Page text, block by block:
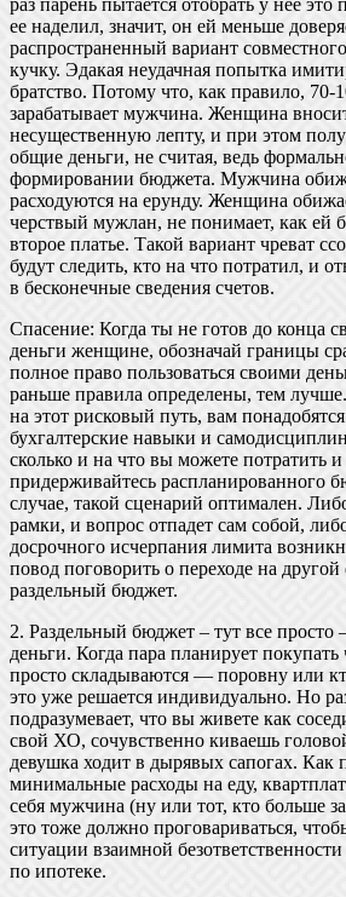
ее наделил, значит, он ей меньше
распространенный вариант
кучку. Эдакая неудачная попытка
братство. Потому что, как правило, 70-
зарабатывает мужчина. Женщина
несущественную лепту, и при этом
общие деньги, не считая, ведь
формировании бюджета. Мужчина
расходуются на ерунду. Женщина
черствый мужлан, не понимает, как ей
второе платье. Такой вариант чреват
будут следить, кто на что потратил, и
в бесконечные сведения счетов.
Спасение: Когда ты не готов до конца
деньги женщине, обозначай границы
полное право пользоваться своими
раньше правила определены, тем
на этот рисковый путь, вам
бухгалтерские навыки и
сколько и на что вы можете потратить и
придерживайтесь распланированного
случае, такой сценарий оптимален.
рамки, и вопрос отпадет сам собой,
досрочного исчерпания лимита
повод поговорить о переходе на
раздельный бюджет.
2. Раздельный бюджет – тут все просто
деньги. Когда пара планирует покупать
просто складываются — поровну или
это уже решается индивидуально. Но
подразумевает, что вы живете как
свой ХО, сочувственно киваешь
девушка ходит в дырявых сапогах. Как
минимальные расходы на еду,
себя мужчина (ну или тот, кто больше
это тоже должно проговариваться,
ситуации взаимной
по ипотеке.